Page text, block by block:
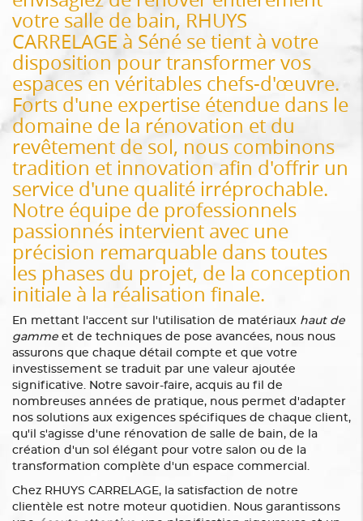
votre salle de bain, RHUYS
CARRELAGE à Séné se tient à votre
disposition pour transformer vos
espaces en véritables chefs-d'œuvre.
Forts d'une expertise étendue dans le
domaine de la rénovation et du
revêtement de sol, nous combinons
tradition et innovation afin d'offrir un
service d'une qualité irréprochable.
Notre équipe de professionnels
passionnés intervient avec une
précision remarquable dans toutes
les phases du projet, de la conception
initiale à la réalisation finale.
En mettant l'accent sur l'utilisation de matériaux haut de
gamme et de techniques de pose avancées, nous nous
assurons que chaque détail compte et que votre
investissement se traduit par une valeur ajoutée
significative. Notre savoir-faire, acquis au fil de
nombreuses années de pratique, nous permet d'adapter
nos solutions aux exigences spécifiques de chaque client,
qu'il s'agisse d'une rénovation de salle de bain, de la
création d'un sol élégant pour votre salon ou de la
transformation complète d'un espace commercial.
Chez RHUYS CARRELAGE, la satisfaction de notre
clientèle est notre moteur quotidien. Nous garantissons